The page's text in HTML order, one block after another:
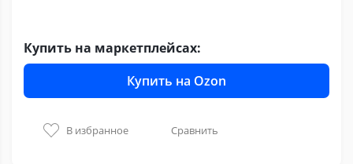
Купить на маркетплейсах:
Купить на Ozon
В избранное Сравнить